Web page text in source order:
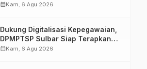
calendar_monthKam, 6 Agu 2026
Dukung Digitalisasi Kepegawaian,
DPMPTSP Sulbar Siap Terapkan
Aplikasi FLEKSI ASN
calendar_monthKam, 6 Agu 2026